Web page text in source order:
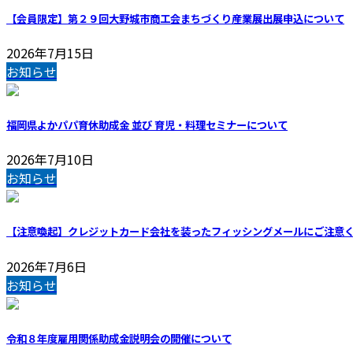
【会員限定】第２９回大野城市商工会まちづくり産業展出展申込について
2026年7月15日
お知らせ
福岡県よかパパ育休助成金 並び 育児・料理セミナーについて
2026年7月10日
お知らせ
【注意喚起】クレジットカード会社を装ったフィッシングメールにご注意
2026年7月6日
お知らせ
令和８年度雇用関係助成金説明会の開催について